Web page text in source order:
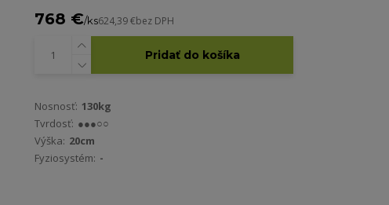
768 €/ks624,39 €bez DPH
Pridať do košíka
Nosnosť: 130kg
Tvrdosť: ●●●○○
Výška: 20cm
Fyziosystém: -